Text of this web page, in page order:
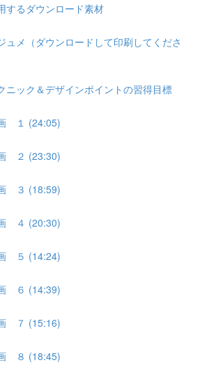
するダウンロード素材
メ（ダウンロードして印刷してくださ
ニック＆デザインポイントの習得目標
１ (24:05)
２ (23:30)
３ (18:59)
４ (20:30)
５ (14:24)
６ (14:39)
７ (15:16)
８ (18:45)